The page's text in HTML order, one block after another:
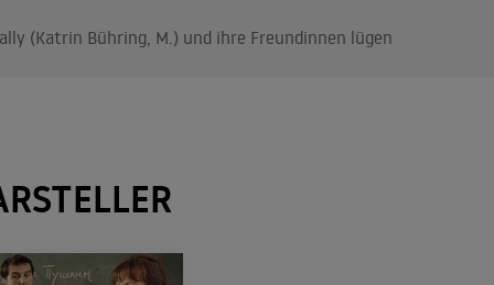
(Katrin Bühring, M.) und ihre Freundinnen lügen